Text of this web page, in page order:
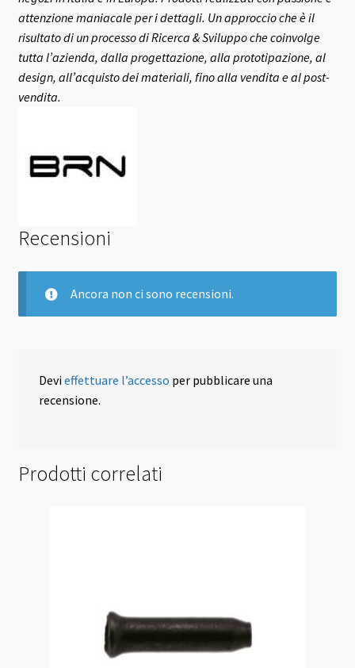
attenzione maniacale per i dettagli. Un approccio che è il
risultato di un processo di Ricerca & Sviluppo che coinvolge
tutta l’azienda, dalla progettazione, alla prototipazione, al
design, all’acquisto dei materiali, fino alla vendita e al post-
vendita.
Recensioni
Ancora non ci sono recensioni.
Devieffettuare l’accesso per pubblicare una
recensione.
Prodotti correlati